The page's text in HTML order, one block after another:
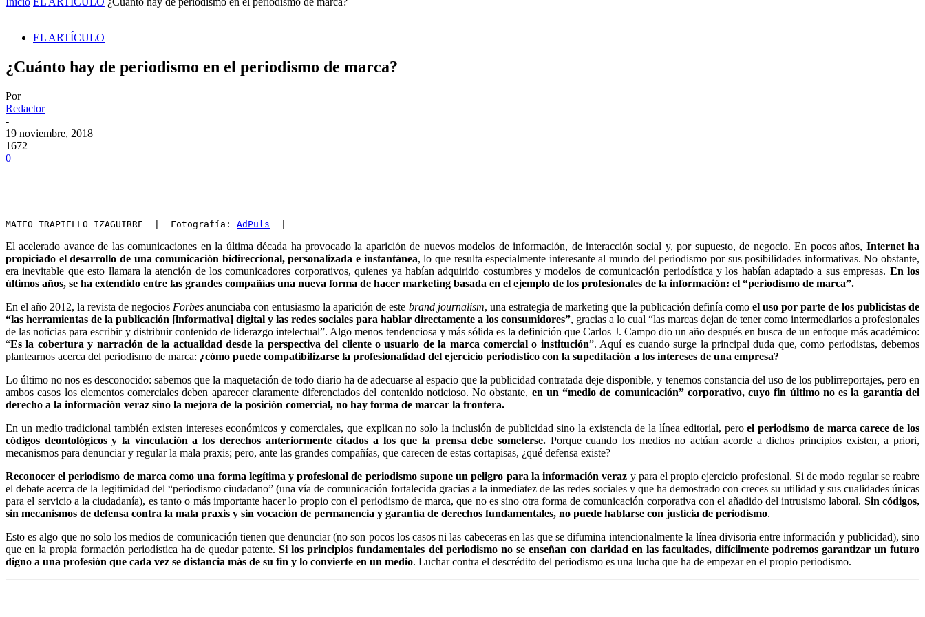
EL ARTÍCULO
¿Cuánto hay de periodismo en el periodismo de marca?
Por
Redactor
-
19 noviembre, 2018
1672
0
MATEO TRAPIELLO IZAGUIRRE  |  Fotografía: AdPuls
El acelerado avance de las comunicaciones en la última década ha provocado la aparición de nuevos modelos de información, de interacción social y, por supuesto, de negocio. En pocos años, Internet ha
propiciado el desarrollo de una comunicación bidireccional, personalizada e instantánea, lo que resulta especialmente interesante al mundo del periodismo por sus posibilidades informativas. No obstante,
era inevitable que esto llamara la atención de los comunicadores corporativos, quienes ya habían adquirido costumbres y modelos de comunicación periodística y los habían adaptado a sus empresas. En los
últimos años, se ha extendido entre las grandes compañías una nueva forma de hacer marketing basada en el ejemplo de los profesionales de la información: el “periodismo de marca”.
En el año 2012, la revista de negocios Forbes anunciaba con entusiasmo la aparición de este brand journalism, una estrategia de marketing que la publicación definía como el uso por parte de los publicistas de
“las herramientas de la publicación [informativa] digital y las redes sociales para hablar directamente a los consumidores”, gracias a lo cual “las marcas dejan de tener como intermediarios a profesionales
de las noticias para escribir y distribuir contenido de liderazgo intelectual”. Algo menos tendenciosa y más sólida es la definición que Carlos J. Campo dio un año después en busca de un enfoque más académico:
“Es la cobertura y narración de la actualidad desde la perspectiva del cliente o usuario de la marca comercial o institución”. Aquí es cuando surge la principal duda que, como periodistas, debemos
plantearnos acerca del periodismo de marca: ¿cómo puede compatibilizarse la profesionalidad del ejercicio periodístico con la supeditación a los intereses de una empresa?
Lo último no nos es desconocido: sabemos que la maquetación de todo diario ha de adecuarse al espacio que la publicidad contratada deje disponible, y tenemos constancia del uso de los publirreportajes, pero en
ambos casos los elementos comerciales deben aparecer claramente diferenciados del contenido noticioso. No obstante, en un “medio de comunicación” corporativo, cuyo fin último no es la garantía del
derecho a la información veraz sino la mejora de la posición comercial, no hay forma de marcar la frontera.
En un medio tradicional también existen intereses económicos y comerciales, que explican no solo la inclusión de publicidad sino la existencia de la línea editorial, peroel periodismo de marca carece de los
códigos deontológicos y la vinculación a los derechos anteriormente citados a los que la prensa debe someterse. Porque cuando los medios no actúan acorde a dichos principios existen, a priori,
mecanismos para denunciar y regular la mala praxis; pero, ante las grandes compañías, que carecen de estas cortapisas, ¿qué defensa existe?
Reconocer el periodismo de marca como una forma legítima y profesional de periodismo supone un peligro para la información veraz y para el propio ejercicio profesional. Si de modo regular se reabre
el debate acerca de la legitimidad del “periodismo ciudadano” (una vía de comunicación fortalecida gracias a la inmediatez de las redes sociales y que ha demostrado con creces su utilidad y sus cualidades únicas
para el servicio a la ciudadanía), es tanto o más importante hacer lo propio con el periodismo de marca, que no es sino otra forma de comunicación corporativa con el añadido del intrusismo laboral. Sin códigos,
sin mecanismos de defensa contra la mala praxis y sin vocación de permanencia y garantía de derechos fundamentales, no puede hablarse con justicia de periodismo.
Esto es algo que no solo los medios de comunicación tienen que denunciar (no son pocos los casos ni las cabeceras en las que se difumina intencionalmente la línea divisoria entre información y publicidad), sino
que en la propia formación periodística ha de quedar patente.Si los principios fundamentales del periodismo no se enseñan con claridad en las facultades, difícilmente podremos garantizar un futuro
digno a una profesión que cada vez se distancia más de su fin y lo convierte en un medio. Luchar contra el descrédito del periodismo es una lucha que ha de empezar en el propio periodismo.